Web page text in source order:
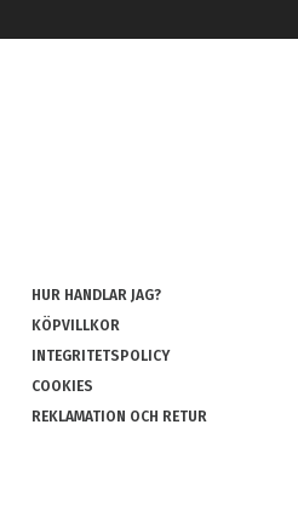
HUR HANDLAR JAG?
KÖPVILLKOR
INTEGRITETSPOLICY
COOKIES
REKLAMATION OCH RETUR